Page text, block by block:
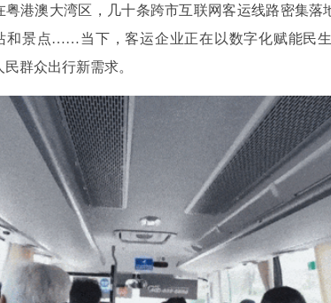
港澳大湾区，几十条跨市互联网客运线路密集落
和景点……当下，客运企业正在以数字化赋能民
群众出行新需求。